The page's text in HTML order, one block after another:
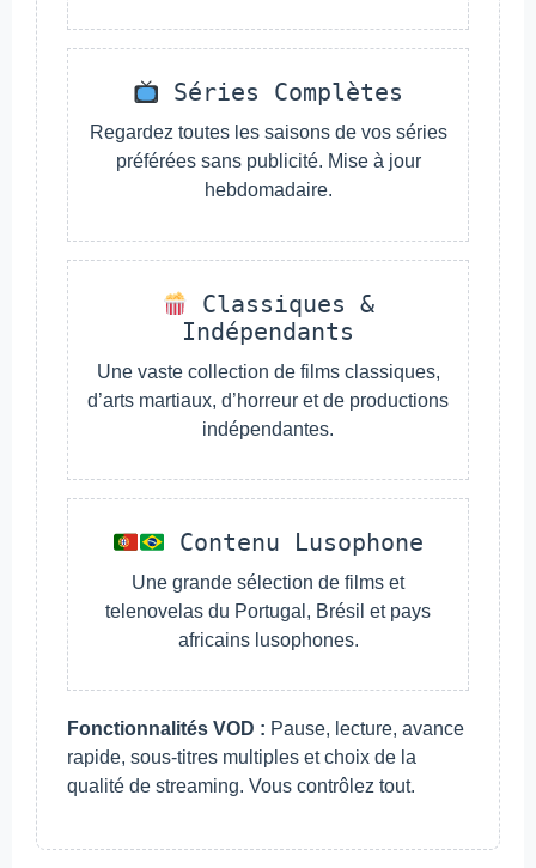
Séries Complètes
Regardez toutes les saisons de vos séries
préférées sans publicité. Mise à jour
hebdomadaire.
Classiques &
Indépendants
Une vaste collection de films classiques,
d’arts martiaux, d’horreur et de productions
indépendantes.
Contenu Lusophone
Une grande sélection de films et
telenovelas du Portugal, Brésil et pays
africains lusophones.
Fonctionnalités VOD : Pause, lecture, avance
rapide, sous-titres multiples et choix de la
qualité de streaming. Vous contrôlez tout.